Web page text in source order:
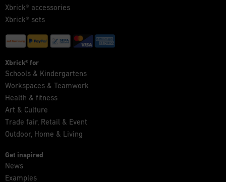
Xbrick® accessories
Xbrick® sets
Xbrick® for
Schools & Kindergartens
Workspaces & Teamwork
Health & fitness
Art & Culture
Trade fair, Retail & Event
Outdoor, Home & Living
Get inspired
News
Examples